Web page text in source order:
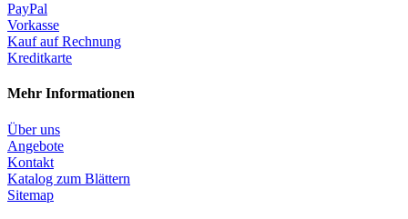
PayPal
Vorkasse
Kauf auf Rechnung
Kreditkarte
Mehr Informationen
Über uns
Angebote
Kontakt
Katalog zum Blättern
Sitemap